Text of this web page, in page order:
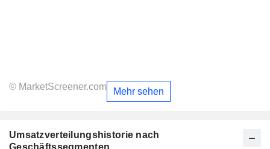
© MarketScreener.com Mehr sehen
Umsatzverteilungshistorie nach